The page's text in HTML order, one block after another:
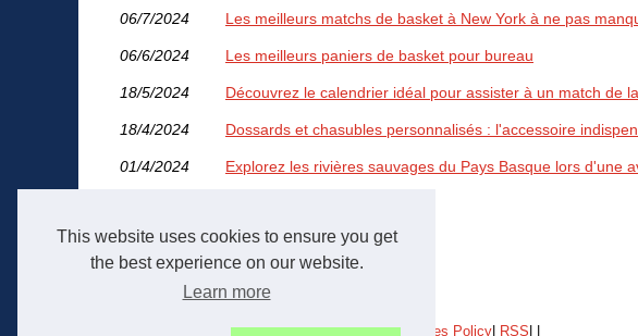
This website uses cookies to ensure you get
the best experience on our website.
Learn more
06/7/2024 Les meilleurs matchs de basket à New York à ne pas
06/6/2024 Les meilleurs paniers de basket pour bureau
18/5/2024 Découvrez le calendrier idéal pour assister à un match de
18/4/2024 Dossards et chasubles personnalisés : l'accessoire
01/4/2024 Explorez les rivières sauvages du Pays Basque lors d'une
Sportescapade.com|Liste de nos articles|Cookies Policy| RSS| |